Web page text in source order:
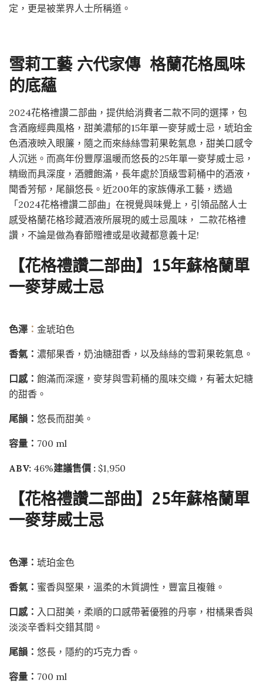
定，更是被業界人士所稱道。
雪莉工藝 六代家傳 格蘭花格風味
的底蘊
2024花格禮讚二部曲，提供給消費者二款不同的選擇，包
含酒廠經典風格，甜美濃郁的15年單一麥芽威士忌，琥珀金
色酒液映入眼簾，隨之而來絲絲雪莉果乾氣息，甜美口感令
人沉迷。而高年份豐厚溫暖而悠長的25年單一麥芽威士忌，
精緻而具深度，酒體飽滿，長年處於頂級雪莉桶中的酒液，
聞香芳郁，尾韻悠長。近200年的家族傳承工藝，透過
「2024花格禮讚二部曲」在視覺與味覺上，引領品酩人士
感受格蘭花格珍藏酒液所展現的威士忌風味， 二款花格禮
讚，不論是做為春節贈禮或是收藏都意義十足!
【花格禮讚二部曲】 15年蘇格蘭單
一麥芽威士忌
色澤 ： 金琥珀色
香氣： 濃郁果香，奶油糖甜香，以及絲絲的雪莉果乾氣息。
口感： 飽滿而深邃，麥芽與雪莉桶的風味交織，有著太妃糖
的甜香。
尾韻： 悠長而甜美。
容量： 700 ml
ABV: 46%建議售價 : $1,950
【花格禮讚二部曲】 25年蘇格蘭單
一麥芽威士忌
色澤： 琥珀金色
香氣： 蜜香與堅果，溫柔的木質調性，豐富且複雜。
口感： 入口甜美，柔順的口感帶著優雅的丹寧，柑橘果香與
淡淡辛香料交錯其間。
尾韻： 悠長，隱約的巧克力香。
容量： 700 ml